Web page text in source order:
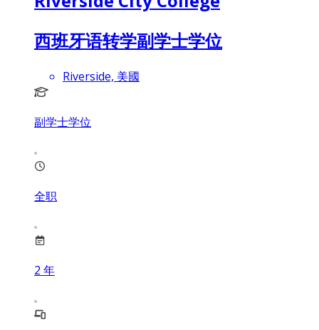
西班牙语转学副学士学位
Riverside, 美國
副学士学位
全职
2 年